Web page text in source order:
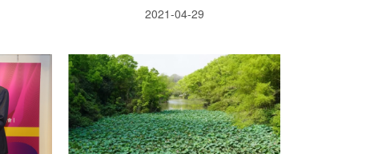
2021-04-29